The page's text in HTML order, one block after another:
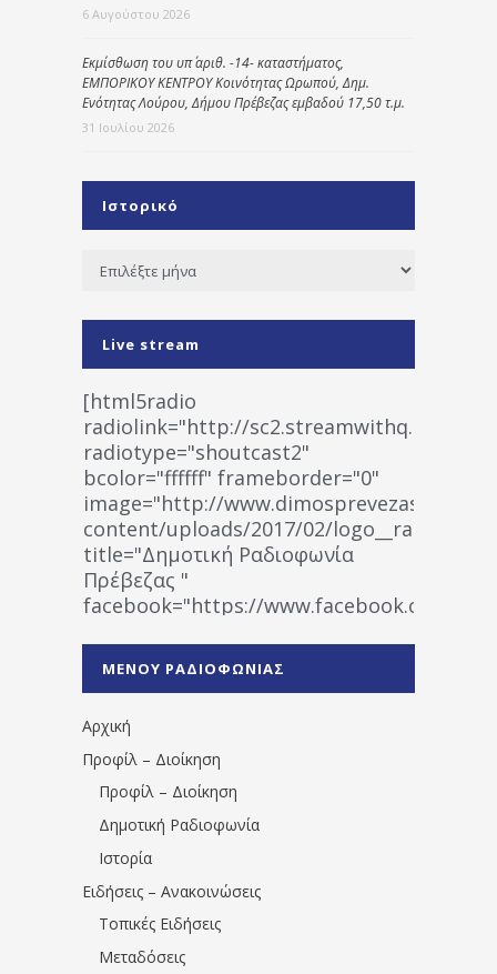
6 Αυγούστου 2026
Εκμίσθωση του υπ΄ αριθ. -14- καταστήματος,
ΕΜΠΟΡΙΚΟΥ ΚΕΝΤΡΟΥ Κοινότητας Ωρωπού, Δημ.
Ενότητας Λούρου, Δήμου Πρέβεζας εμβαδού 17,50 τ.μ.
31 Ιουλίου 2026
Ιστορικό
Ιστορικό
Live stream
[html5radio
radiolink="http://
radiotype="shoutcast2"
bcolor="ffffff" frameborder="0"
image="http://www.dimosprevezas.gr/wp-
content/uploads/2017/02/
title="Δημοτική Ραδιοφωνία
Πρέβεζας "
facebook="https://www.facebook.com/
1531194763766854/" artist="" ]
ΜΕΝΟΥ ΡΑΔΙΟΦΩΝΙΑΣ
Αρχική
Προφίλ – Διοίκηση
Προφίλ – Διοίκηση
Δημοτική Ραδιοφωνία
Ιστορία
Ειδήσεις – Ανακοινώσεις
Τοπικές Ειδήσεις
Μεταδόσεις